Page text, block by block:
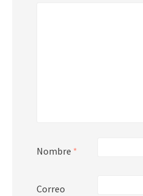
Nombre *
Correo